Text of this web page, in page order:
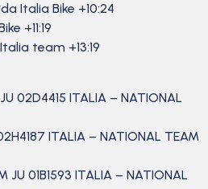
Italia Bike +10:24
+11:19
team +13:19
02D4415 ITALIA – NATIONAL
ITALIA – NATIONAL TEAM
JU 01B1593 ITALIA – NATIONAL